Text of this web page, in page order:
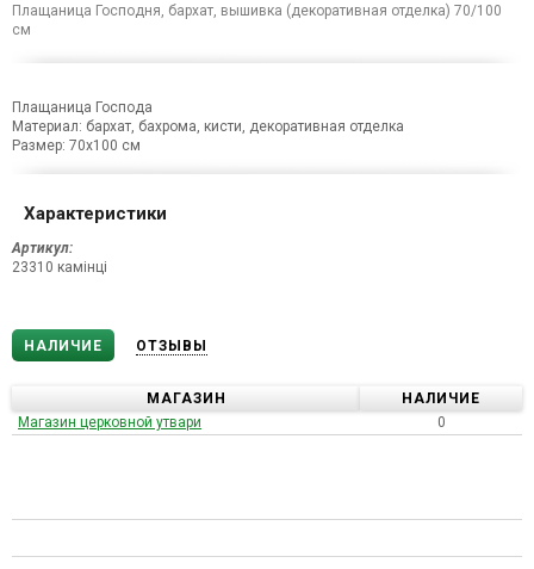
Плащаница Господня, бархат, вышивка (декоративная отделка) 70/100
см
Плащаница Господа
Материал: бархат, бахрома, кисти, декоративная отделка
Размер: 70х100 см
Характеристики
Артикул:
23310 камінці
НАЛИЧИЕ ОТЗЫВЫ
МАГАЗИН
НАЛИЧИЕ
Магазин церковной утвари
0